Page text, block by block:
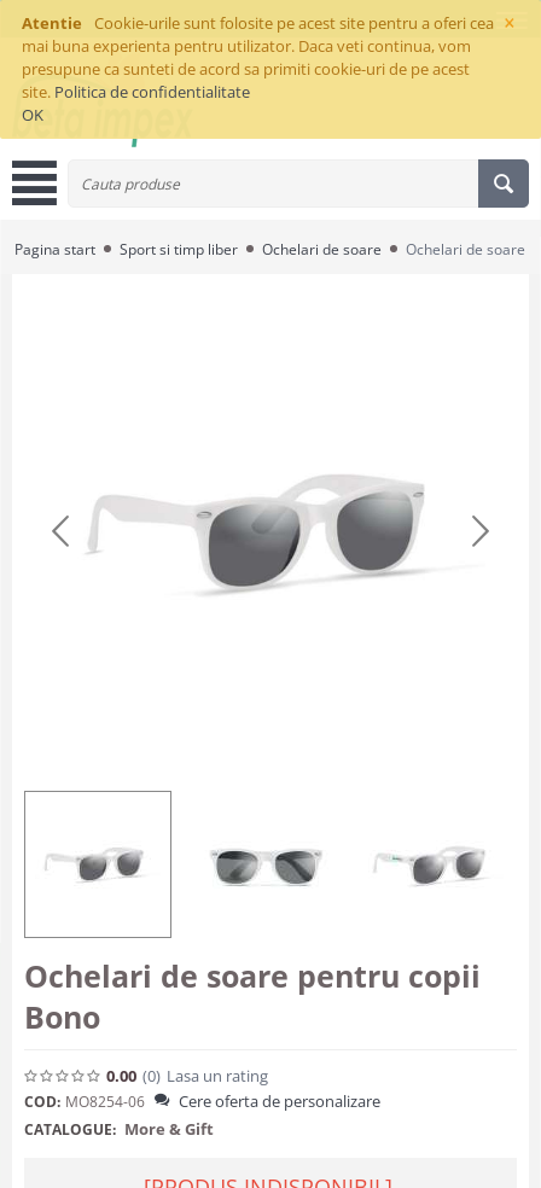
×
Atentie
Cookie-urile sunt folosite pe acest site pentru a oferi cea
mai buna experienta pentru utilizator. Daca veti continua, vom
presupune ca sunteti de acord sa primiti cookie-uri de pe acest
site. Politica de confidentialitate
OK
Pagina start Sport si timp liber Ochelari de soare Ochelari de soare
Ochelari de soare pentru copii
Bono
0.00 (0) Lasa un rating
COD: MO8254-06 Cere oferta de personalizare
CATALOGUE: More & Gift